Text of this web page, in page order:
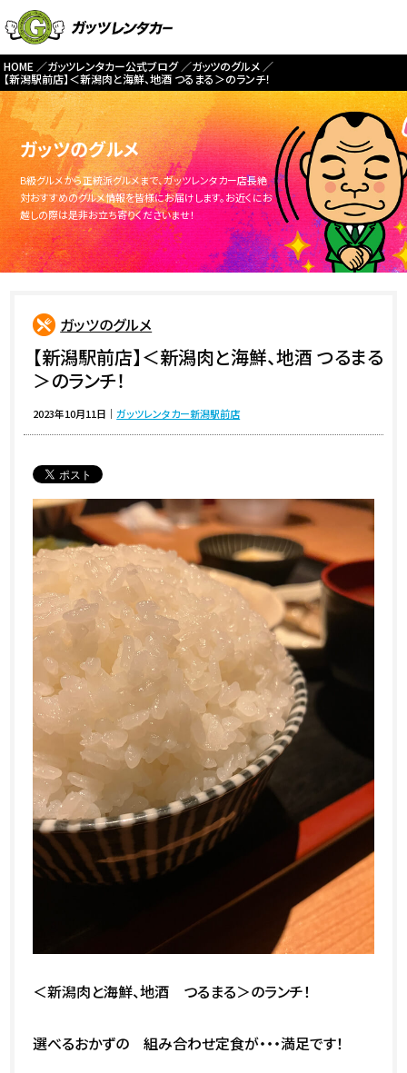
HOME ガッツレンタカー公式ブログ
ガッツのグルメ
【新潟駅前店】＜新潟肉と海鮮、地酒 つるまる＞のランチ！
ガッツのグルメ
B級グルメから正統派グルメまで、ガッツレンタカー店長絶
対おすすめのグルメ情報を皆様にお届けします。お近くにお
越しの際は是非お立ち寄りくださいませ！
ガッツのグルメ
【新潟駅前店】＜新潟肉と海鮮、地酒 つるまる
＞のランチ！
2023年10月11日 ｜ガッツレンタカー新潟駅前店
＜新潟肉と海鮮、地酒 つるまる＞のランチ！
選べるおかずの 組み合わせ定食が・・・満足です！